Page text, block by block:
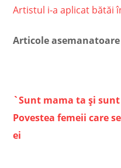
Artistul i-a aplicat bătăi
Articole asemanatoare
`Sunt mama ta și
Povestea femeii care
ei